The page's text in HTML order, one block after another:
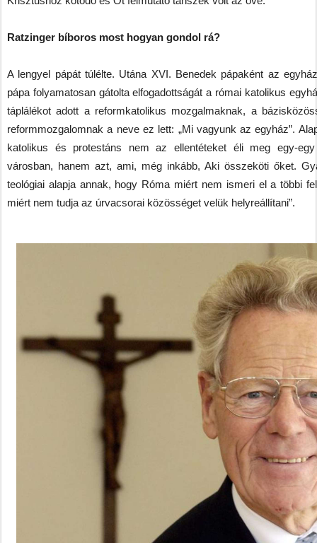
Ratzinger bíboros most hogyan gondol rá?
A lengyel pápát túlélte. Utána XVI. Benedek pápaként az
pápa folyamatosan gátolta elfogadottságát a római katolikus
táplálékot adott a reformkatolikus mozgalmaknak, a
reformmozgalomnak a neve ez lett: „Mi vagyunk az egyház”.
katolikus és protestáns nem az ellentéteket éli meg egy-
városban, hanem azt, ami, még inkább, Aki összeköti őket.
teológiai alapja annak, hogy Róma miért nem ismeri el a többi
miért nem tudja az úrvacsorai közösséget velük helyreállítani”.